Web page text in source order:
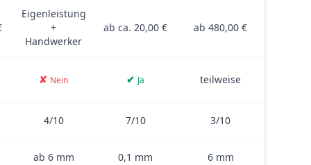
Eigenleistung
+
Handwerker
ab ca. 20,00 € ab 480,00 €
✘ Nein ✔ Ja teilweise
4/10 7/10 3/10
ab 6 mm 0,1 mm 6 mm